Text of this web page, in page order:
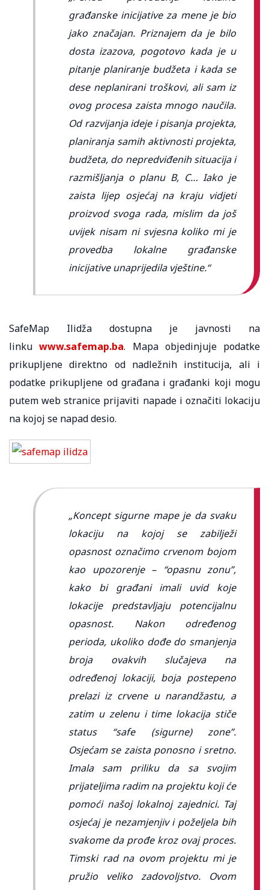
građanske inicijative za mene je bio
jako značajan. Priznajem da je bilo
dosta izazova, pogotovo kada je u
pitanje planiranje budžeta i kada se
dese neplanirani troškovi, ali sam iz
ovog procesa zaista mnogo naučila.
Od razvijanja ideje i pisanja projekta,
planiranja samih aktivnosti projekta,
budžeta, do nepredviđenih situacija i
razmišljanja o planu B, C… Iako je
zaista lijep osjećaj na kraju vidjeti
proizvod svoga rada, mislim da još
uvijek nisam ni svjesna koliko mi je
provedba lokalne građanske
inicijative unaprijedila vještine.“
SafeMap Ilidža dostupna je javnosti na
linkuwww.safemap.ba. Mapa objedinjuje podatke
prikupljene direktno od nadležnih institucija, ali i
podatke prikupljene od građana i građanki koji mogu
putem web stranice prijaviti napade i označiti lokaciju
na kojoj se napad desio.
„Koncept sigurne mape je da svaku
lokaciju na kojoj se zabilježi
opasnost označimo crvenom bojom
kao upozorenje – “opasnu zonu”,
kako bi građani imali uvid koje
lokacije predstavljaju potencijalnu
opasnost. Nakon određenog
perioda, ukoliko dođe do smanjenja
broja ovakvih slučajeva na
određenoj lokaciji, boja postepeno
prelazi iz crvene u narandžastu, a
zatim u zelenu i time lokacija stiče
status “safe (sigurne) zone”.
Osjećam se zaista ponosno i sretno.
Imala sam priliku da sa svojim
prijateljima radim na projektu koji će
pomoći našoj lokalnoj zajednici. Taj
osjećaj je nezamjenjiv i poželjela bih
svakome da prođe kroz ovaj proces.
Timski rad na ovom projektu mi je
pružio veliko zadovoljstvo. Ovom